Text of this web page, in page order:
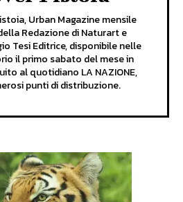
Urban Magazine mensile
Redazione di Naturart e
Tesi Editrice, disponibile nelle
il primo sabato del mese in
al quotidiano LA NAZIONE,
punti di distribuzione.